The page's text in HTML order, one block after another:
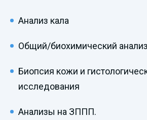
Анализ кала
Общий/биохимический
Биопсия кожи и
исследования
Анализы на ЗППП.